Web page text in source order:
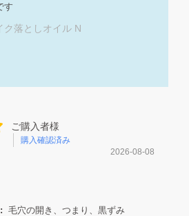
す
ク落としオイル N
ご購入者様
購入確認済み
2026-08-08
毛穴の開き、つまり、黒ずみ